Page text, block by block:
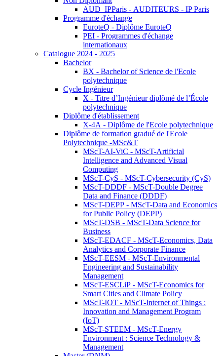
AUD_IPParis - AUDITEURS - IP Paris
Programme d'échange
EuroteQ - Diplôme EuroteQ
PEI - Programmes d'échange
internationaux
Catalogue 2024 - 2025
Bachelor
BX - Bachelor of Science de l'Ecole
polytechnique
Cycle Ingénieur
X - Titre d’Ingénieur diplômé de l’École
polytechnique
Diplôme d'établissement
X-4A - Diplôme de l'Ecole polytechnique
Diplôme de formation gradué de l'Ecole
Polytechnique -MSc&T
MScT-AI-ViC - MScT-Artificial
Intelligence and Advanced Visual
Computing
MScT-CyS - MScT-Cybersecurity (CyS)
MScT-DDDF - MScT-Double Degree
Data and Finance (DDDF)
MScT-DEPP - MScT-Data and Economics
for Public Policy (DEPP)
MScT-DSB - MScT-Data Science for
Business
MScT-EDACF - MScT-Economics, Data
Analytics and Corporate Finance
MScT-EESM - MScT-Environmental
Engineering and Sustainability
Management
MScT-ESCLiP - MScT-Economics for
Smart Cities and Climate Policy
MScT-IOT - MScT-Internet of Things :
Innovation and Management Program
(IoT)
MScT-STEEM - MScT-Energy
Environment : Science Technology &
Management